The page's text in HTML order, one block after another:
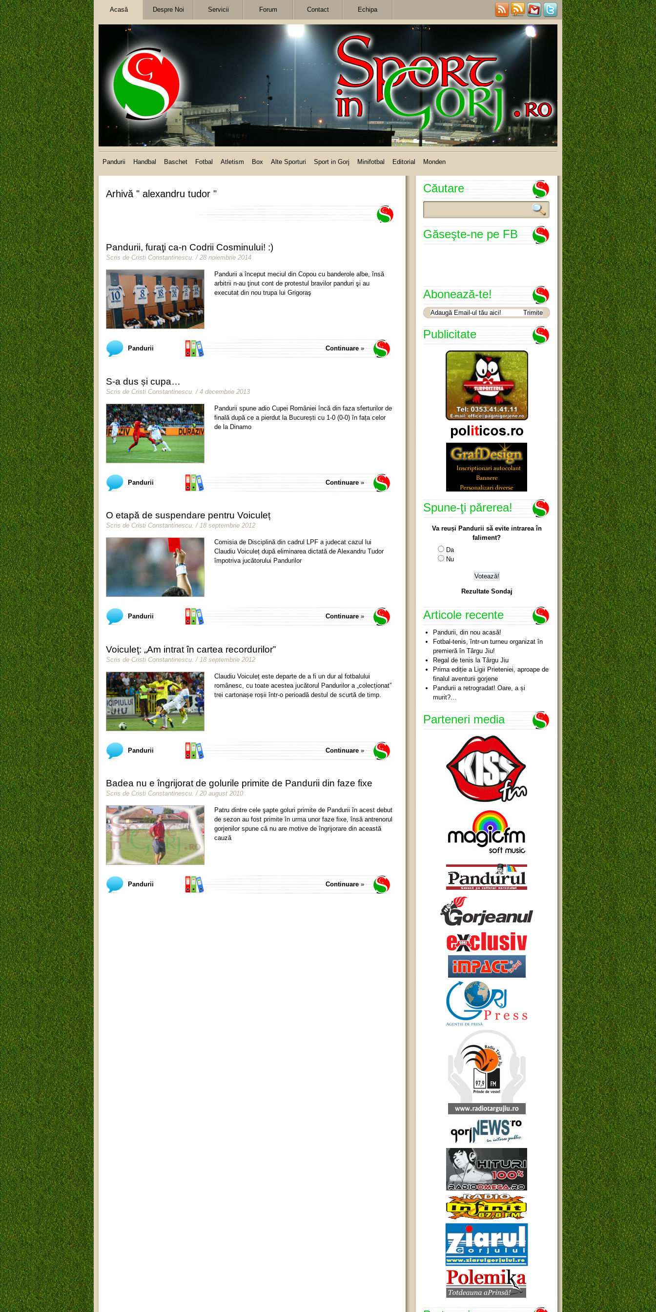
Acasă Despre Noi Servicii Forum Contact Echipa
Pandurii Handbal Baschet Fotbal Atletism Box Alte Sporturi Sport in Gorj Minifotbal Editorial Monden
Arhivă " alexandru tudor "
Pandurii, furaţi ca-n Codrii Cosminului! :)
Scris de Cristi Constantinescu. / 28 noiembrie 2014
Pandurii a început meciul din Copou cu banderole albe, însă
arbitrii n-au ţinut cont de protestul bravilor panduri şi au
executat din nou trupa lui Grigoraş
Pandurii Continuare »
S-a dus și cupa…
Scris de Cristi Constantinescu / 4 decembrie 2013
Pandurii spune adio Cupei României încă din faza sferturilor de
finală după ce a pierdut la București cu 1-0 (0-0) în fața celor
de la Dinamo
Pandurii Continuare »
O etapă de suspendare pentru Voiculeț
Scris de Cristi Constantinescu. / 18 septembrie 2012
Comisia de Disciplină din cadrul LPF a judecat cazul lui
Claudiu Voiculeț după eliminarea dictată de Alexandru Tudor
împotriva jucătorului Pandurilor
Pandurii Continuare »
Voiculeţ: „Am intrat în cartea recordurilor”
Scris de Cristi Constantinescu / 18 septembrie 2012
Claudiu Voiculeț este departe de a fi un dur al fotbalului
românesc, cu toate acestea jucătorul Pandurilor a „colecționat”
trei cartonașe roșii într-o perioadă destul de scurtă de timp.
Pandurii Continuare »
Badea nu e îngrijorat de golurile primite de Pandurii din faze fixe
Scris de Cristi Constantinescu. / 20 august 2010
Patru dintre cele şapte goluri primite de Pandurii în acest debut
de sezon au fost primite în urma unor faze fixe, însă antrenorul
gorjenilor spune că nu are motive de îngrijorare din această
cauză
Pandurii Continuare »
Căutare
Găseşte-ne pe FB
Abonează-te!
Publicitate
Spune-ţi părerea!
Va reuși Pandurii să evite intrarea în
faliment?
Da
Nu
Rezultate Sondaj
Articole recente
Pandurii, din nou acasă!
Fotbal-tenis, într-un turneu organizat în
premieră în Târgu Jiu!
Regal de tenis la Târgu Jiu
Prima ediție a Ligii Prieteniei, aproape de
finalul aventurii gorjene
Pandurii a retrogradat! Oare, a și
murit?…
Parteneri media